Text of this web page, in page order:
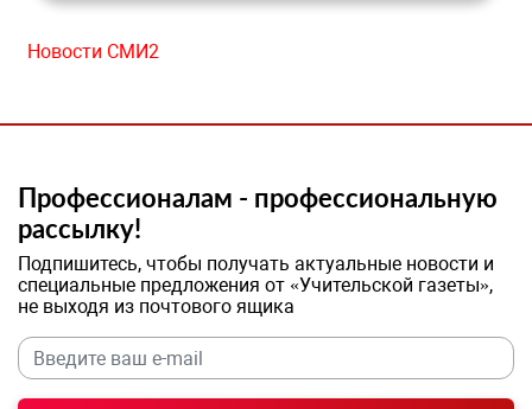
Новости СМИ2
Профессионалам - профессиональную
рассылку!
Подпишитесь, чтобы получать актуальные новости и
специальные предложения от «Учительской газеты»,
не выходя из почтового ящика